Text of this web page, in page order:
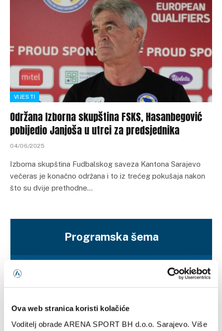
Ova web stranica koristi kolačiće
Voditelj obrade ARENA SPORT BH d.o.o. Sarajevo. Više
VIJESTI
Održana Izborna skupština FSKS, Hasanbegović
pobijedio Janjoša u utrci za predsjednika
04/06/2025
Izborna skupština Fudbalskog saveza Kantona Sarajevo
večeras je konačno održana i to iz trećeg pokušaja nakon
što su dvije prethodne…
Programska šema